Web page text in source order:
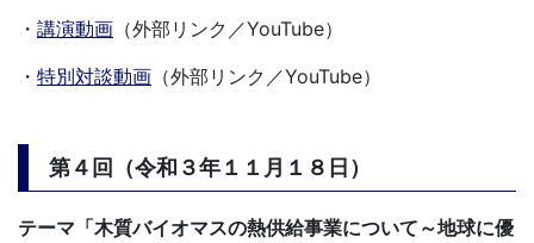
・ 講演動画 （外部リンク／YouTube）
・ 特別対談動画 （外部リンク／YouTube）
第４回（令和３年１１月１８日）
テーマ「木質バイオマスの熱供給事業について～地球に優